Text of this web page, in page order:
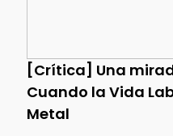
[Crítica] Una
Cuando la Vida
Metal